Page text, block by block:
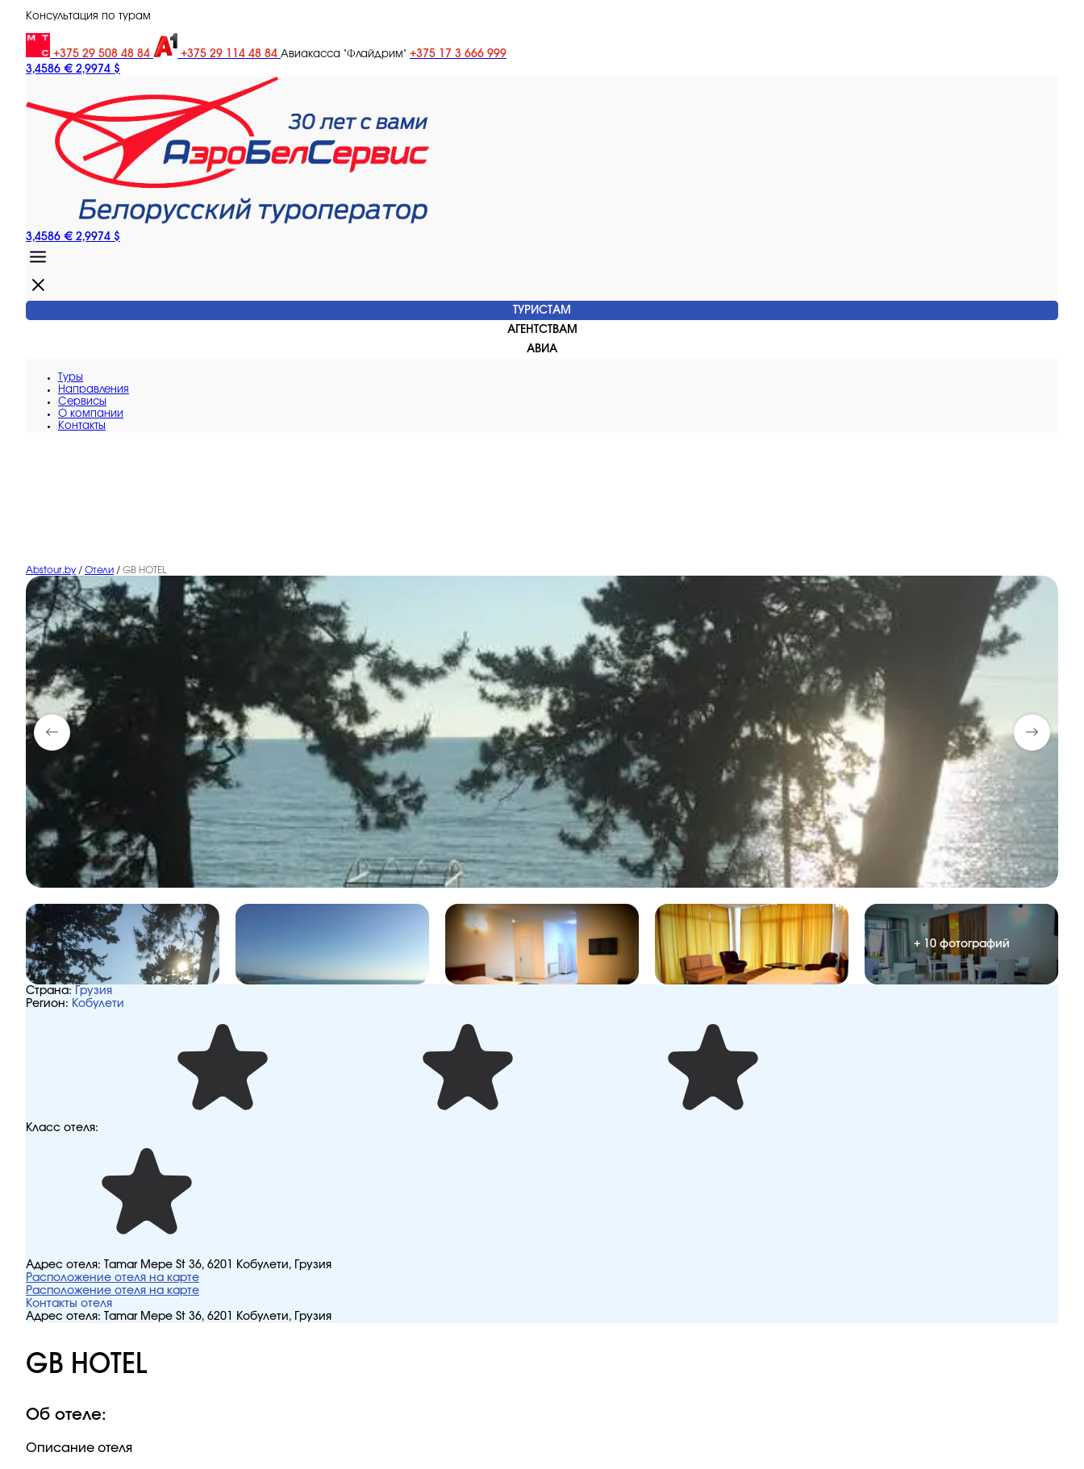
Консультация по турам
+375 29 508 48 84 +375 29 114 48 84 Авиакасса "Флайдрим" +375 17 3 666 999
3,4586 € 2,9974 $
3,4586 € 2,9974 $
ТУРИСТАМ
АГЕНТСТВАМ
АВИА
Туры
Направления
Сервисы
O компании
Контакты
Abstour.by / Отели / GB HOTEL
+ 10 фотографий
Страна:
Грузия
Регион: Кобулети
Класс отеля:
Адрес отеля:
Tamar Mepe St 36, 6201 Кобулети, Грузия
Расположение отеля на карте
Расположение отеля на карте
Контакты отеля
Адрес отеля:
Tamar Mepe St 36, 6201 Кобулети, Грузия
GB HOTEL
Об отеле:
Описание отеля